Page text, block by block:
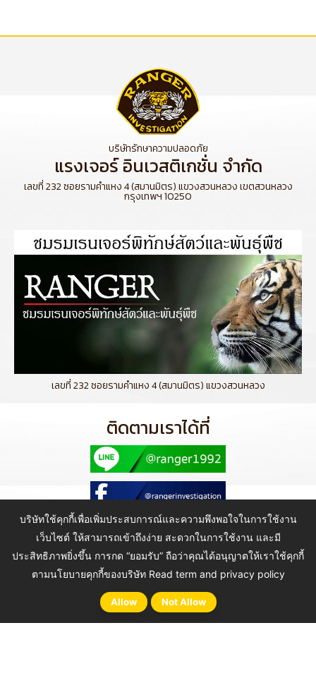
บริษัทใช้คุกกี้เพื่อเพิ่มประสบการณ์และความพึงพอใจในการใช้งาน
เว็บไซต์ ให้สามารถเข้าถึงง่าย สะดวกในการใช้งาน และมี
ประสิทธิภาพยิ่งขึ้น การกด “ยอมรับ” ถือว่าคุณได้อนุญาตให้เราใช้คุกกี้
ตามนโยบายคุกกี้ของบริษัท Read term and privacy policy
Allow Not Allow
บริษัทรักษาความปลอดภัย
แรงเจอร์ อินเวสติเกชั่น จำกัด
เลขที่ 232 ซอยรามคำแหง 4 (สมานมิตร) แขวงสวนหลวง เขตสวนหลวง
กรุงเทพฯ 10250
เลขที่ 232 ซอยรามคำแหง 4 (สมานมิตร) แขวงสวนหลวง
ติดตามเราได้ที่
Copyright © 2021 Ranger Investigation Guard Co., Ltd. All Rights
Reserved.